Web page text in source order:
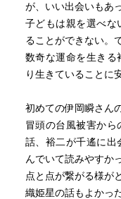
幼い頃から父親の
は母を守る一心で耐
しかし、父は事故
里親は彼によくし
りません。
4.過去を巡る旅：
動き出した運命の歯車
が、いい出会いもあ
子どもは親を選べな
ることができない。
数奇な運命を生きる
り生きていることに
初めての伊岡瞬さん
冒頭の台風被害か
話、裕二が千遙に出
んでいて読みやすか
点と点が繋がる様が
織姫星の話もよかっ